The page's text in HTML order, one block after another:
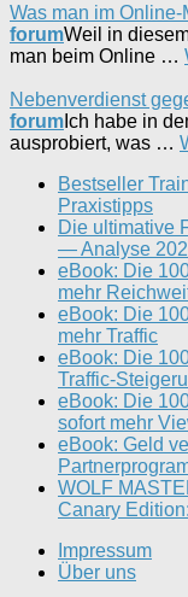
Was man im
forumWeil in
man beim Online …
Nebenverdienst
forum Ich habe in
ausprobiert, was …
Bestseller
Praxistipps
Die ultimative
— Analyse
eBook: Die
mehr
eBook: Die
mehr Traffic
eBook: Die
Traffic-
eBook: Die
sofort mehr
eBook: Geld
WOLF
Canary
Impressum
Über uns